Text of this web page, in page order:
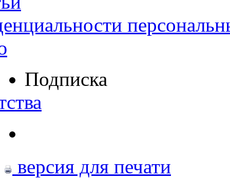
Подписка
версия для печати